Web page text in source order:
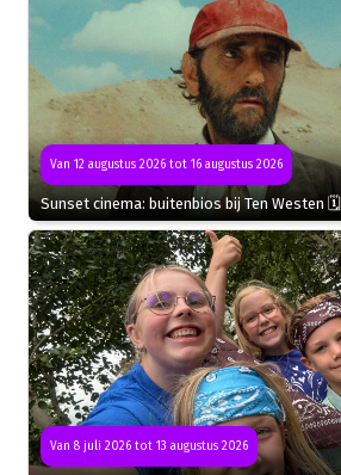
Van 12 augustus 2026 tot 16 augustus 2026
Sunset cinema: buitenbios bij Ten Westen 🗓
Van 8 juli 2026 tot 13 augustus 2026